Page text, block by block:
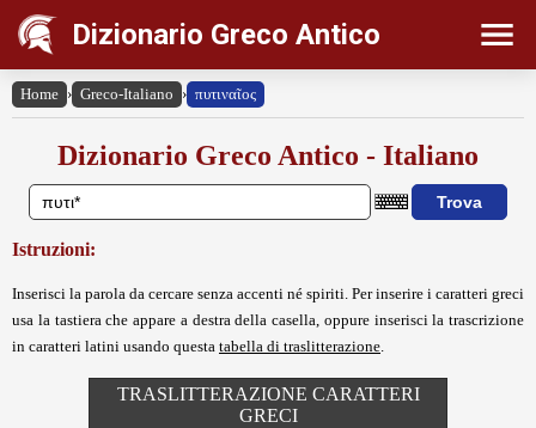
Dizionario Greco Antico
Home › Greco-Italiano › πυτιναῖος
Dizionario Greco Antico - Italiano
Istruzioni:
Inserisci la parola da cercare senza accenti né spiriti. Per inserire i caratteri greci
usa la tastiera che appare a destra della casella, oppure inserisci la trascrizione
in caratteri latini usando questa tabella di traslitterazione
TRASLITTERAZIONE CARATTERI
GRECI